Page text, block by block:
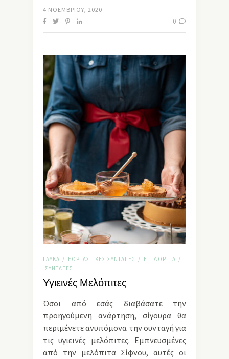
4 ΝΟΕΜΒΡΊΟΥ, 2020
0
ΓΛΥΚΆ / ΕΟΡΤΑΣΤΙΚΈΣ ΣΥΝΤΑΓΈΣ / ΕΠΙΔΌΡΠΙΑ /
ΣΥΝΤΑΓΈΣ
Υγιεινές Μελόπιτες
Όσοι από εσάς διαβάσατε την
προηγούμενη ανάρτηση, σίγουρα θα
περιμένετε ανυπόμονα την συνταγή για
τις υγιεινές μελόπιτες. Εμπνευσμένες
από την μελόπιτα Σίφνου, αυτές οι